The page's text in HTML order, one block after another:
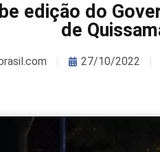
edição do
de
27/10/2022